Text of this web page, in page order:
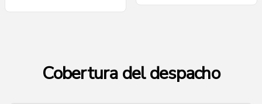
Cobertura del despacho